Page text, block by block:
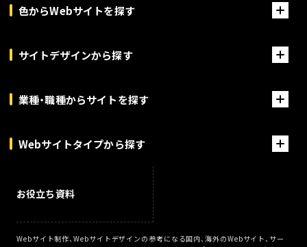
色からWebサイトを探す
サイトデザインから探す
業種・職種からサイトを探す
Webサイトタイプから探す
お役立ち資料
Webサイト制作、Webサイトデザインの参考になる国内、海外のWebサイト、サー